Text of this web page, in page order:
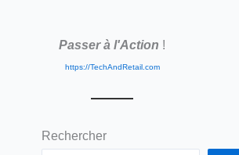
Passer à l'Action !
https://TechAndRetail.com
Rechercher